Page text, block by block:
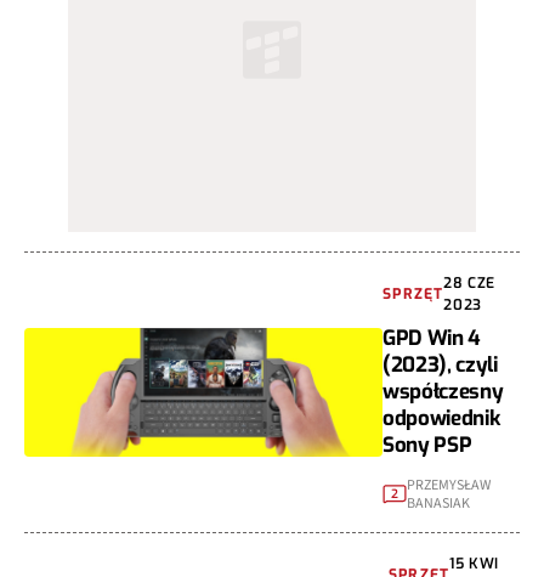
SPRZĘT
28 CZE
2023
GPD Win 4
(2023), czyli
współczesny
odpowiednik
Sony PSP
2
PRZEMYSŁAW
BANASIAK
15 KWI